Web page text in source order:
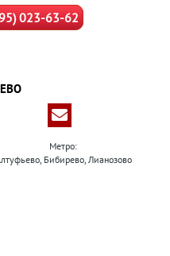
023-63-62
Метро:
Бибирево, Лианозово